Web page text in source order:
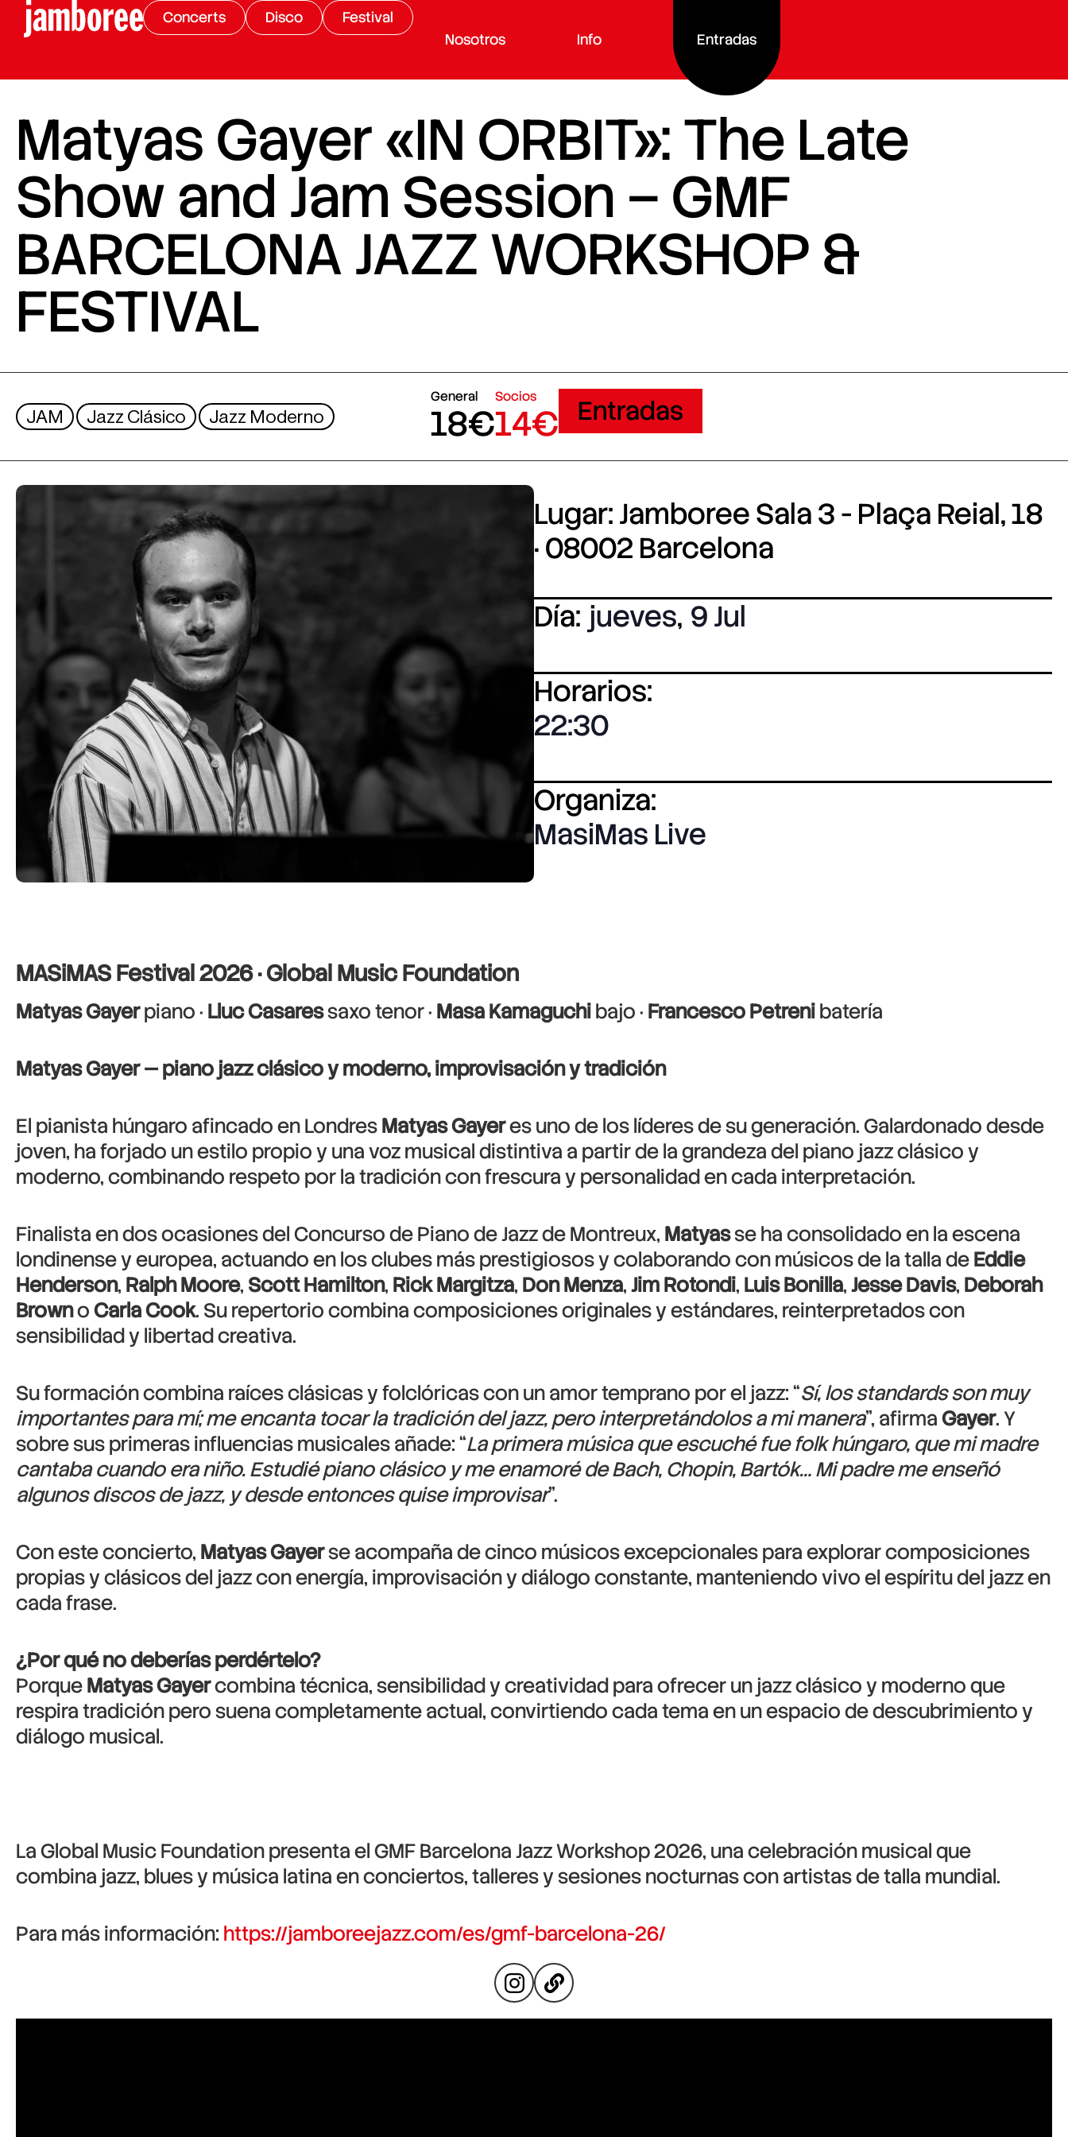
Concerts Disco
Festival
Nosotros
Info Entradas
Matyas Gayer «IN ORBIT»: The Late
Show and Jam Session – GMF
BARCELONA JAZZ WORKSHOP &
FESTIVAL
JAM Jazz Clásico Jazz Moderno
General
18€
Socios
14€ Entradas
Lugar: Jamboree Sala 3 - Plaça Reial, 18
· 08002 Barcelona
Día: jueves, 9 Jul
Horarios:
22:30
Organiza:
MasiMas Live
MASiMAS Festival 2026 · Global Music Foundation
Matyas Gayerpiano · Lluc Casaressaxo tenor · Masa Kamaguchibajo · Francesco Petrenibatería
Matyas Gayer — piano jazz clásico y moderno, improvisación y tradición
El pianista húngaro afincado en LondresMatyas Gayeres uno de los líderes de su generación. Galardonado desde
joven, ha forjado un estilo propio y una voz musical distintiva a partir de la grandeza del piano jazz clásico y
moderno, combinando respeto por la tradición con frescura y personalidad en cada interpretación.
Finalista en dos ocasiones del Concurso de Piano de Jazz de Montreux, Matyasse ha consolidado en la escena
londinense y europea, actuando en los clubes más prestigiosos y colaborando con músicos de la talla deEddie
Henderson, Ralph Moore, Scott Hamilton, Rick Margitza, Don Menza,Jim Rotondi, Luis Bonilla,Jesse Davis, Deborah
BrownoCarla Cook. Su repertorio combina composiciones originales y estándares, reinterpretados con
sensibilidad y libertad creativa.
Su formación combina raíces clásicas y folclóricas con un amor temprano por el jazz: “Sí, los standards son muy
importantes para mí; me encanta tocar la tradición del jazz, pero interpretándolos a mi manera”, afirmaGayer. Y
sobre sus primeras influencias musicales añade: “La primera música que escuché fue folk húngaro, que mi madre
cantaba cuando era niño. Estudié piano clásico y me enamoré de Bach, Chopin, Bartók… Mi padre me enseñó
algunos discos de jazz, y desde entonces quise improvisar”.
Con este concierto, Matyas Gayerse acompaña de cinco músicos excepcionales para explorar composiciones
propias y clásicos del jazz con energía, improvisación y diálogo constante, manteniendo vivo el espíritu del jazz en
cada frase.
¿Por qué no deberías perdértelo?
PorqueMatyas Gayercombina técnica, sensibilidad y creatividad para ofrecer un jazz clásico y moderno que
respira tradición pero suena completamente actual, convirtiendo cada tema en un espacio de descubrimiento y
diálogo musical.
LaGlobal Music Foundationpresenta elGMF Barcelona Jazz Workshop 2026, una celebración musical que
combina jazz, blues y música latina en conciertos, talleres y sesiones nocturnas con artistas de talla mundial.
Para más información: https://jamboreejazz.com/es/gmf-barcelona-26/